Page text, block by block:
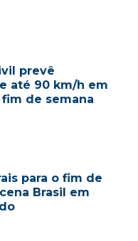
prevê
até 90 km/h em
de semana
para o fim de
Brasil em